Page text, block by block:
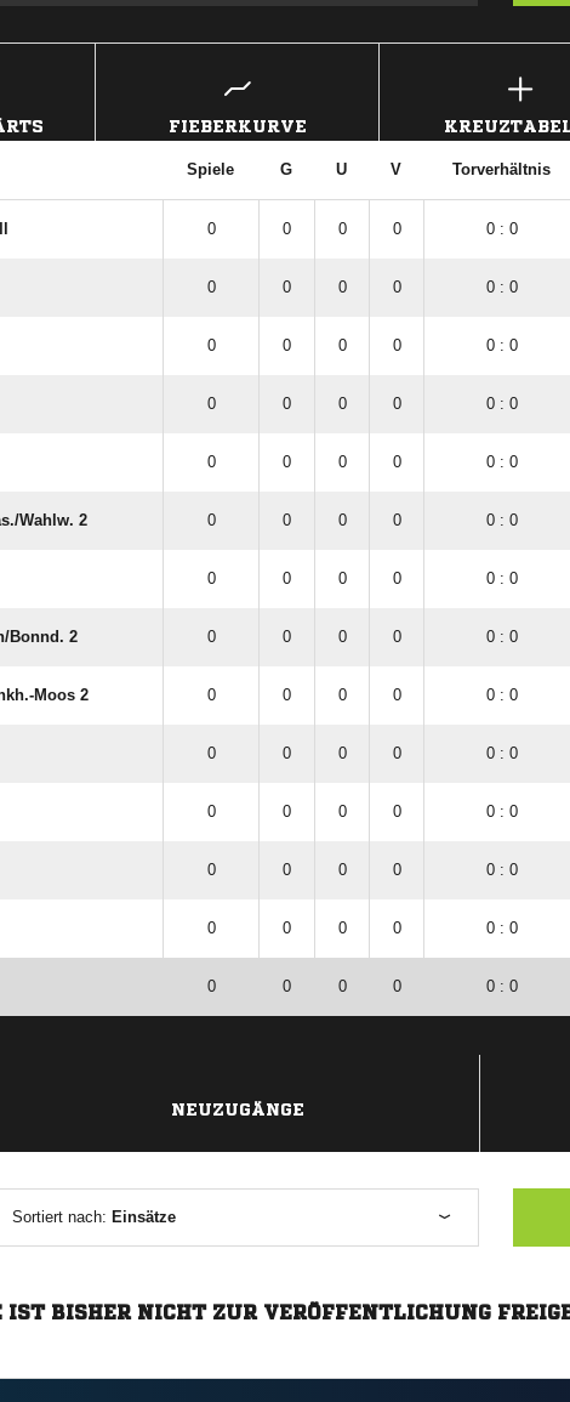
FIEBERKURVE
Spiele G U V Torverhältnis
0 0 0 0 0 : 0
0 0 0 0 0 : 0
0 0 0 0 0 : 0
0 0 0 0 0 : 0
0 0 0 0 0 : 0
​Wahlw. 2 0 0 0 0 0 : 0
0 0 0 0 0 : 0
​Bonnd. 2 0 0 0 0 0 : 0
Moos 2 0 0 0 0 0 : 0
0 0 0 0 0 : 0
0 0 0 0 0 : 0
0 0 0 0 0 : 0
0 0 0 0 0 : 0
0 0 0 0 0 : 0
NEUZUGÄNGE
Sortiert nach: Einsätze
BISHER NICHT ZUR VERÖFFENTLICHUNG